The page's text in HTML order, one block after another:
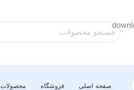
صفحه اصلی فروشگاه محصولات